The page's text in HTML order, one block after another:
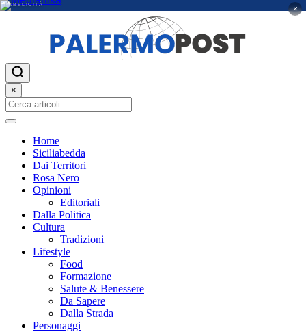
PUBBLICITÀ ×
×
Home
Siciliabedda
Dai Territori
Rosa Nero
Opinioni
Editoriali
Dalla Politica
Cultura
Tradizioni
Lifestyle
Food
Formazione
Salute & Benessere
Da Sapere
Dalla Strada
Personaggi